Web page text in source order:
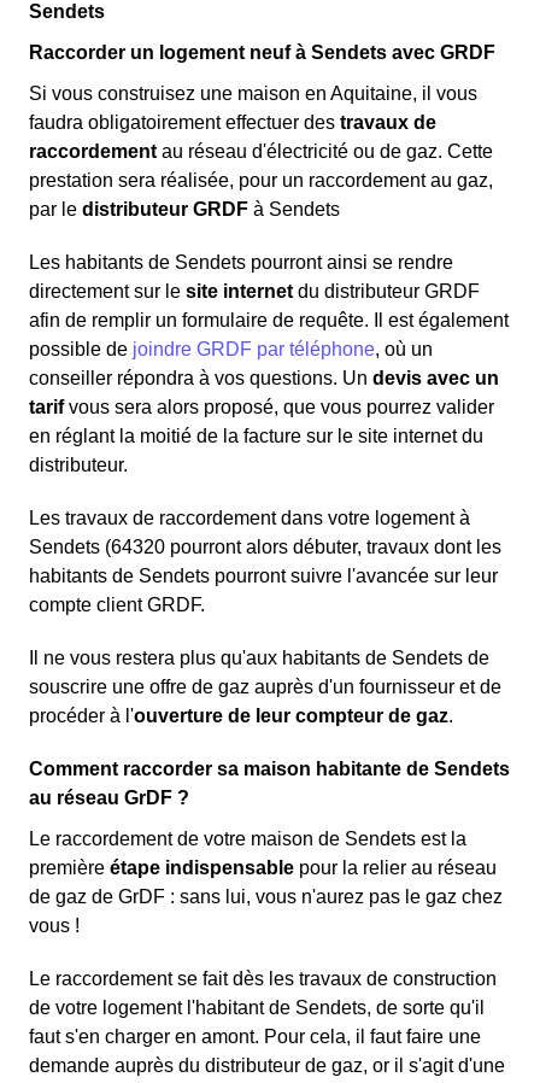
Sendets
Raccorder un logement neuf à Sendets avec GRDF
Si vous construisez une maison en Aquitaine, il vous
faudra obligatoirement effectuer des travaux de
raccordement au réseau d'électricité ou de gaz. Cette
prestation sera réalisée, pour un raccordement au gaz,
par le distributeur GRDF à Sendets
Les habitants de Sendets pourront ainsi se rendre
directement sur le site internet du distributeur GRDF
afin de remplir un formulaire de requête. Il est également
possible de joindre GRDF par téléphone, où un
conseiller répondra à vos questions. Un devis avec un
tarifvous sera alors proposé, que vous pourrez valider
en réglant la moitié de la facture sur le site internet du
distributeur.
Les travaux de raccordement dans votre logement à
Sendets (64320 pourront alors débuter, travaux dont les
habitants de Sendets pourront suivre l'avancée sur leur
compte client GRDF.
Il ne vous restera plus qu'aux habitants de Sendets de
souscrire une offre de gaz auprès d'un fournisseur et de
procéder à l'ouverture de leur compteur de gaz.
Comment raccorder sa maison habitante de Sendets
au réseau GrDF ?
Le raccordement de votre maison de Sendets est la
première étape indispensable pour la relier au réseau
de gaz de GrDF : sans lui, vous n'aurez pas le gaz chez
vous !
Le raccordement se fait dès les travaux de construction
de votre logement l'habitant de Sendets, de sorte qu'il
faut s'en charger en amont. Pour cela, il faut faire une
demande auprès du distributeur de gaz, or il s'agit d'une